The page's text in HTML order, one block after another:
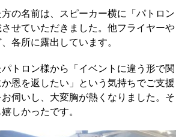
の名前は、スピーカー横に「パトロン
せていただきました。他フライヤーや
各所に露出しています。
トロン様から「イベントに違う形で関
恩を返したい」という気持ちでご支援
伺いし、大変胸が熱くなりました。そ
しかったです。